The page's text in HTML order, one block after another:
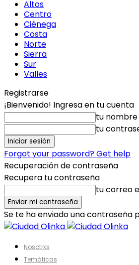
Altos
Centro
Ciénega
Costa
Norte
Sierra
Sur
Valles
Registrarse
¡Bienvenido! Ingresa en tu cuenta
tu nombre
tu
Forgot your password? Get help
Recuperación de contraseña
Recupera tu contraseña
tu correo
Se te ha enviado una contraseña
Nosotrxs
Temáticas